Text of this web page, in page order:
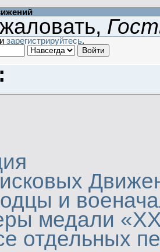
зарегистрируйтесь.
и
медали
отдельных